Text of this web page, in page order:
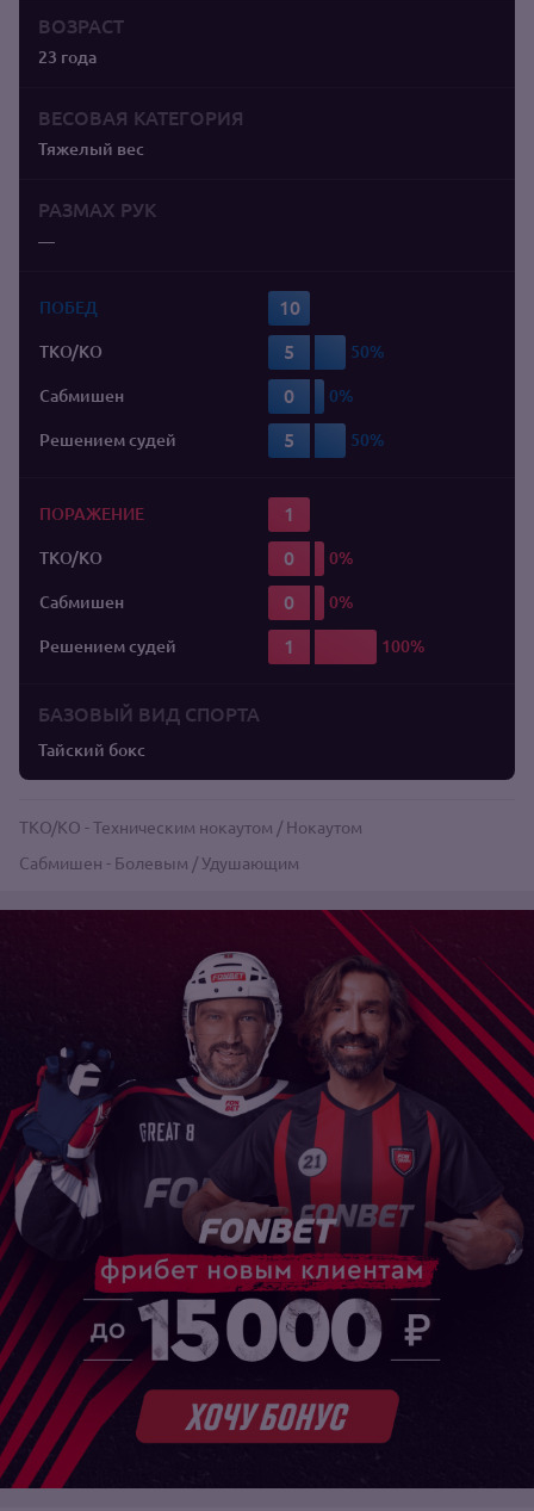
ВОЗРАСТ
23 года
ВЕСОВАЯ КАТЕГОРИЯ
Тяжелый вес
РАЗМАХ РУК
—
ПОБЕД 10
TKO/KO 5
Сабмишен 0
Решением судей 5
ПОРАЖЕНИЕ 1
TKO/KO 0
Сабмишен 0
Решением судей 1
БАЗОВЫЙ ВИД СПОРТА
Тайский бокс
TKO/KO - Техническим нокаутом / Нокаутом
Сабмишен - Болевым / Удушающим